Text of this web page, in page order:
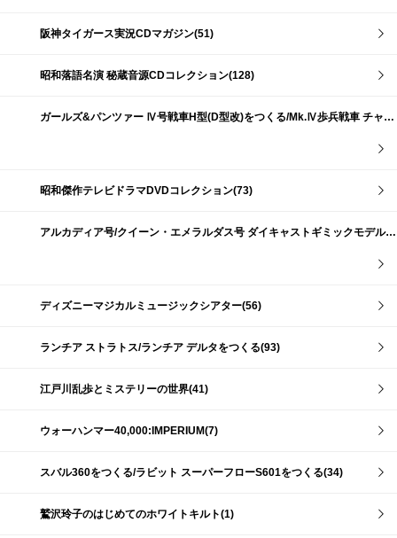
阪神タイガース実況CDマガジン(51)
昭和落語名演 秘蔵音源CDコレクション(128)
ガールズ&パンツァー Ⅳ号戦車H型(D型改)をつくる/Mk.Ⅳ歩兵戦車 チャーチルMk.Ⅶをつくる(191)
昭和傑作テレビドラマDVDコレクション(73)
アルカディア号/クイーン・エメラルダス号 ダイキャストギミックモデルをつくる(159)
ディズニーマジカルミュージックシアター(56)
ランチア ストラトス/ランチア デルタをつくる(93)
江戸川乱歩とミステリーの世界(41)
ウォーハンマー40,000:IMPERIUM(7)
スバル360をつくる/ラビット スーパーフローS601をつくる(34)
鷲沢玲子のはじめてのホワイトキルト(1)